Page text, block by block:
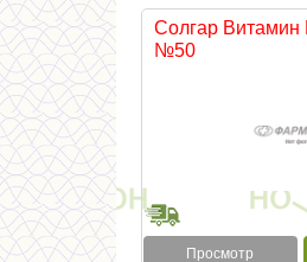
Солгар
№50
Просмотр